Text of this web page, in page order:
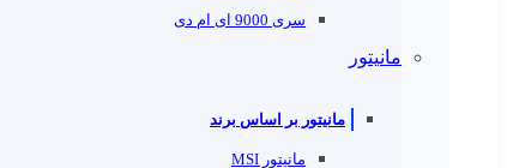
سری 9000 ای ام دی
مانیتور
مانیتور بر اساس برند
مانیتور MSI